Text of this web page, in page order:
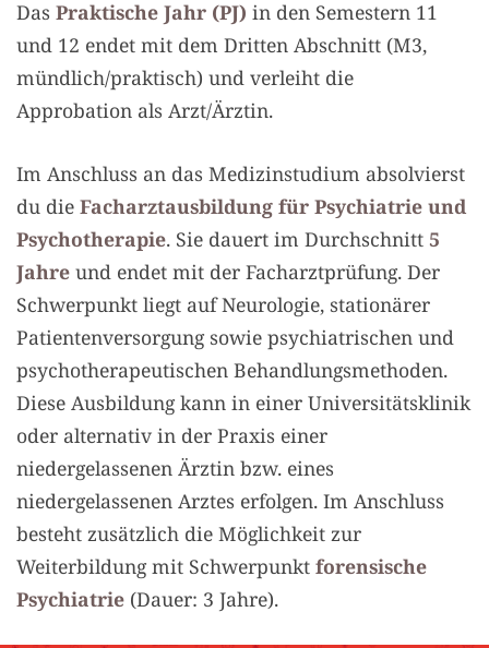
Das Praktische Jahr (PJ) in den Semestern 11
und 12 endet mit dem Dritten Abschnitt (M3,
mündlich/praktisch) und verleiht die
Approbation als Arzt/Ärztin.
Im Anschluss an das Medizinstudium absolvierst
du die Facharztausbildung für Psychiatrie und
Psychotherapie. Sie dauert im Durchschnitt 5
Jahre und endet mit der Facharztprüfung. Der
Schwerpunkt liegt auf Neurologie, stationärer
Patientenversorgung sowie psychiatrischen und
psychotherapeutischen Behandlungsmethoden.
Diese Ausbildung kann in einer Universitätsklinik
oder alternativ in der Praxis einer
niedergelassenen Ärztin bzw. eines
niedergelassenen Arztes erfolgen. Im Anschluss
besteht zusätzlich die Möglichkeit zur
Weiterbildung mit Schwerpunkt forensische
Psychiatrie (Dauer: 3 Jahre).